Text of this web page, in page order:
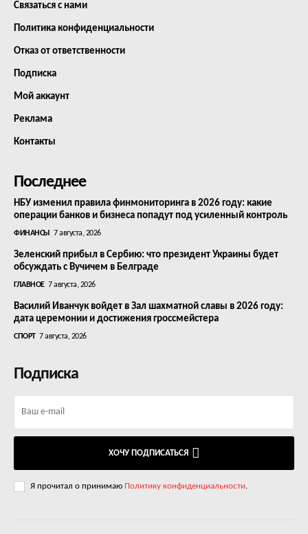
Связаться с нами
Политика конфиденциальности
Отказ от ответственности
Подписка
Мой аккаунт
Реклама
Контакты
Последнее
НБУ изменил правила финмониторинга в 2026 году: какие
операции банков и бизнеса попадут под усиленный контроль
ФИНАНСЫ 7 августа, 2026
Зеленский прибыл в Сербию: что президент Украины будет
обсуждать с Вучичем в Белграде
ГЛАВНОЕ 7 августа, 2026
Василий Иванчук войдет в Зал шахматной славы в 2026 году:
дата церемонии и достижения гроссмейстера
СПОРТ 7 августа, 2026
Подписка
ХОЧУ ПОДПИСАТЬСЯ
Я прочитал о принимаю Политику конфиденциальности.